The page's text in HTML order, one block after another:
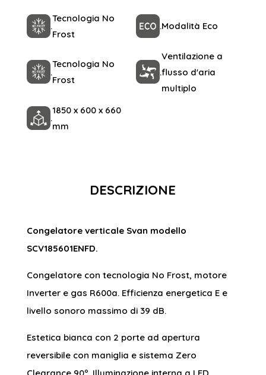
.
Tecnologia No
Frost
.Modalità Eco
.
Tecnologia No
Frost
.
Ventilazione a
flusso d'aria
multiplo
.
1850 x 600 x 660
mm
DESCRIZIONE
Congelatore verticale Svan modello
SCV185601ENFD.
Congelatore con tecnologia No Frost, motore
Inverter e gas R600a. Efficienza energetica E e
livello sonoro massimo di 39 dB.
Estetica bianca con 2 porte ad apertura
reversibile con maniglia e sistema Zero
Clearance 90º. Illuminazione interna a LED.